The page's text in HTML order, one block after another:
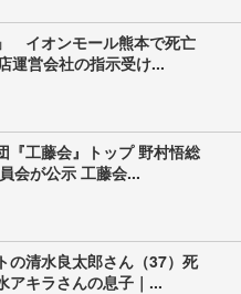
イオンモール熊本で死亡
営会社の指示受け...
『工藤会』トップ 野村悟総
会が公示 工藤会...
の清水良太郎さん（37）死
キラさんの息子｜...